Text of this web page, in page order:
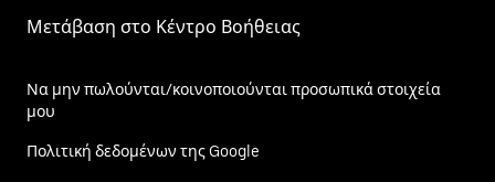
Μετάβαση στο Κέντρο Βοήθειας
Να μην πωλούνται/κοινοποιούνται προσωπικά στοιχεία
μου
Πολιτική δεδομένων της Google